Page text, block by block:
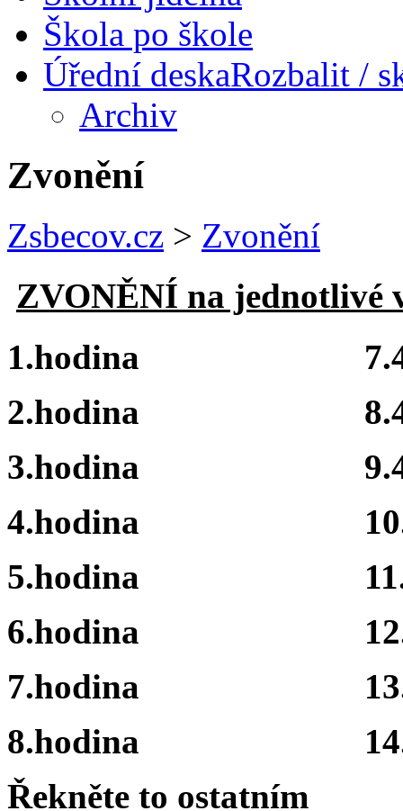
Škola po škole
Úřední deskaRozbalit /
Archiv
Zvonění
Zsbecov.cz > Zvonění
ZVONĚNÍ na jednotlivé
1.hodina 7.45 -
2.hodina 8.40 -
3.hodina 9.45 -
4.hodina 10.40
5.hodina 11.35
6.hodina 12.30
7.hodina 13.20
8.hodina 14.15
Řekněte to ostatním